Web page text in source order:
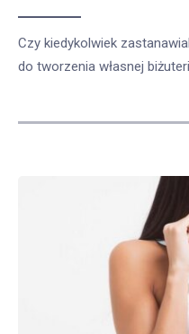
Czy kiedykolwiek
do tworzenia własnej